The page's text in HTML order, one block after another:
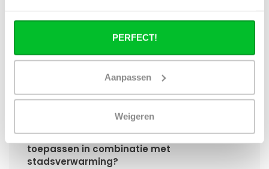
PERFECT!
Aanpassen
Weigeren
Wat is de levertijd van een
paneelradiator en wanneer ontvang ik
Ik heb een (hybride) warmtepomp
installatie, kan ik alle radiatoren
Kan ik alle radiatoren op de website
toepassen in combinatie met
stadsverwarming?